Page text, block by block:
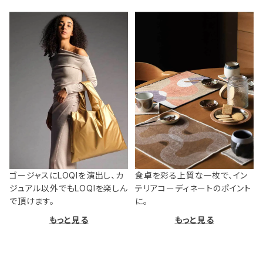
ゴージャスにLOQIを演出し、カ
ジュアル以外でもLOQIを楽しん
で頂けます。
もっと見る
食卓を彩る上質な一枚で、イン
テリアコーディネートのポイント
に。
もっと見る